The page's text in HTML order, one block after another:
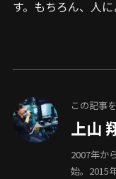
す。もちろん、人
この記事
上山
2007年か
始。2015